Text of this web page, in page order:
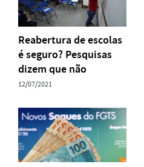
Reabertura de escolas
é seguro? Pesquisas
dizem que não
12/07/2021